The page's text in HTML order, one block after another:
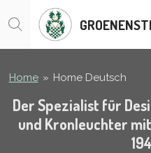
direct
hoofdinhoud
Home » Home Deutsch
Der Spezialist für
und Kronleuchter